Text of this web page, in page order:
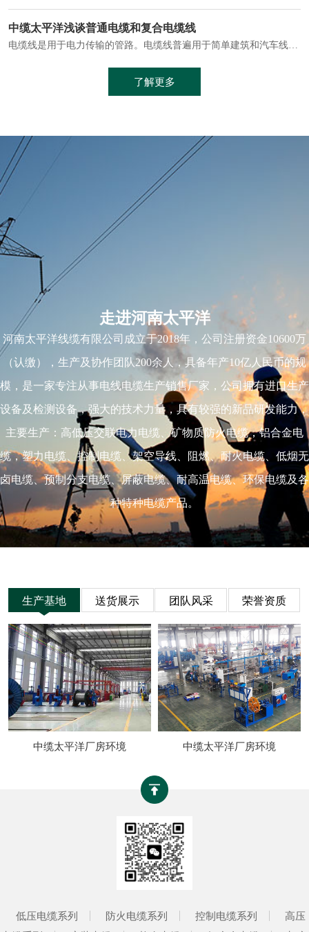
中缆太平洋浅谈普通电缆和复合电缆线
电缆线是用于电力传输的管路。电缆线普遍用于简单建筑和汽车线材，作为能源输送缆线，电缆线的复杂结构勿庸置疑。根据目标功能，电缆线具有以下一些特点：建筑用和车用线材要求轻质、大批量生产、价格低廉、具有相当的电学和力学性能和长时间的耐老化性能；工业用线材必须具有符合客户要求的性能；
了解更多
走进河南太平洋
河南太平洋线缆有限公司成立于2018年，公司注册资金10600万
（认缴），生产及协作团队200余人，具备年产10亿人民币的规
模，是一家专注从事电线电缆生产销售厂家，公司拥有进口生产
设备及检测设备，强大的技术力量，具有较强的新品研发能力，
主要生产：高低压交联电力电缆、矿物质防火电缆，铝合金电
缆，塑力电缆、控制电缆、架空导线、阻燃、耐火电缆、低烟无
卤电缆、预制分支电缆、屏蔽电缆、耐高温电缆、环保电缆及各
种特种电缆产品。
生产基地 送货展示 团队风采 荣誉资质
中缆太平洋厂房环境 中缆太平洋厂房环境
低压电缆系列 防火电缆系列 控制电缆系列
高压